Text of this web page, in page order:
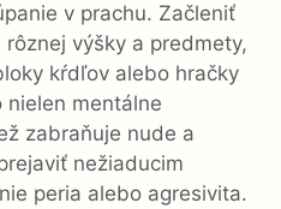
v prachu. Začleniť
rôznej výšky a predmety,
kŕdľov alebo hračky
nielen mentálne
zabraňuje nude a
nežiaducim
peria alebo agresivita.